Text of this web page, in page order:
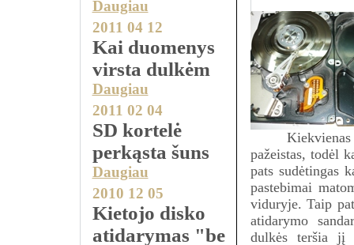
Daugiau
2011 04 12
Kai duomenys
virsta dulkėm
Daugiau
2011 02 04
SD kortelė
perkąsta šuns
Daugiau
2010 12 05
Kietojo disko
atidarymas "be
pažeistas, todėl
pats sudėtingas
pastebimai
viduryje. Taip
atidarymo
dulkės teršia jį